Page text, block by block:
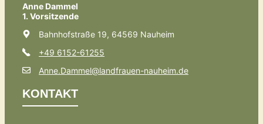
Anne Dammel
1. Vorsitzende
Bahnhofstraße 19, 64569 Nauheim
+49 6152-61255
Anne.Dammel@landfrauen-nauheim.de
KONTAKT